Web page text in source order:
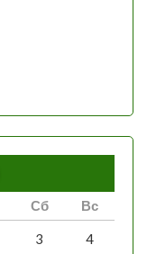
Сб Вс
3 4